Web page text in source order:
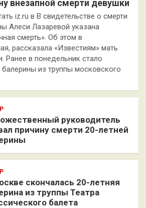
внезапной смерти девушки
iz.ru в В свидетельстве о смерти
Алеси Лазаревой указана
смерть». Об этом в
рассказала «Известиям» мать
Ранее в понедельник стало
балерины из труппы московского
руководитель
причину смерти 20-летней
скончалась 20-летняя
из труппы Театра
балета